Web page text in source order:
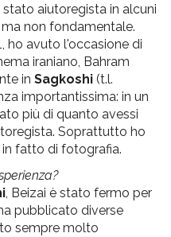
aiutoregista in alcuni
non fondamentale.
ho avuto l'occasione di
iraniano, Bahram
in Sagkoshi (t.l.
importantissima: in un
più di quanto avessi
Soprattutto ho
fatto di fotografia.
, Beizai è stato fermo per
pubblicato diverse
sempre molto